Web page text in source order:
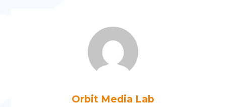
Orbit Media Lab